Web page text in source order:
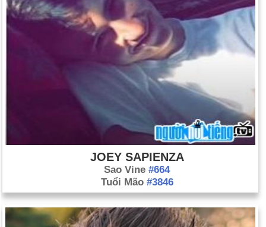
JOEY SAPIENZA
Sao Vine #664
Tuổi Mão #3846